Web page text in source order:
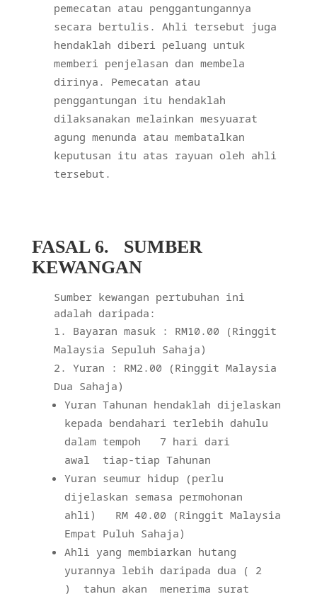
pemecatan atau penggantungannya
secara bertulis. Ahli tersebut juga
hendaklah diberi peluang untuk
memberi penjelasan dan membela
dirinya. Pemecatan atau
penggantungan itu hendaklah
dilaksanakan melainkan mesyuarat
agung menunda atau membatalkan
keputusan itu atas rayuan oleh ahli
tersebut.
FASAL 6.
SUMBER
KEWANGAN
Sumber kewangan pertubuhan ini
adalah daripada:
Bayaran masuk : RM10.00 (Ringgit
Malaysia Sepuluh Sahaja)
Yuran : RM2.00 (Ringgit Malaysia
Dua Sahaja)
Yuran Tahunan hendaklah dijelaskan
kepada bendahari terlebih dahulu
dalam tempoh
7 hari dari
awal
tiap-tiap Tahunan
Yuran seumur hidup (perlu
dijelaskan semasa permohonan
ahli)
RM 40.00 (Ringgit Malaysia
Empat Puluh Sahaja)
Ahli yang membiarkan hutang
yurannya lebih daripada dua ( 2
)
tahun akan
menerima surat